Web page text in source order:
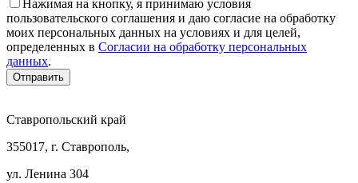
Нажимая на кнопку, я принимаю условия
пользовательского соглашения и даю согласие на обработку
моих персональных данных на условиях и для целей,
определенных в Согласии на обработку персональных
данных.
Ставропольский край
355017, г. Ставрополь,
ул. Ленина 304